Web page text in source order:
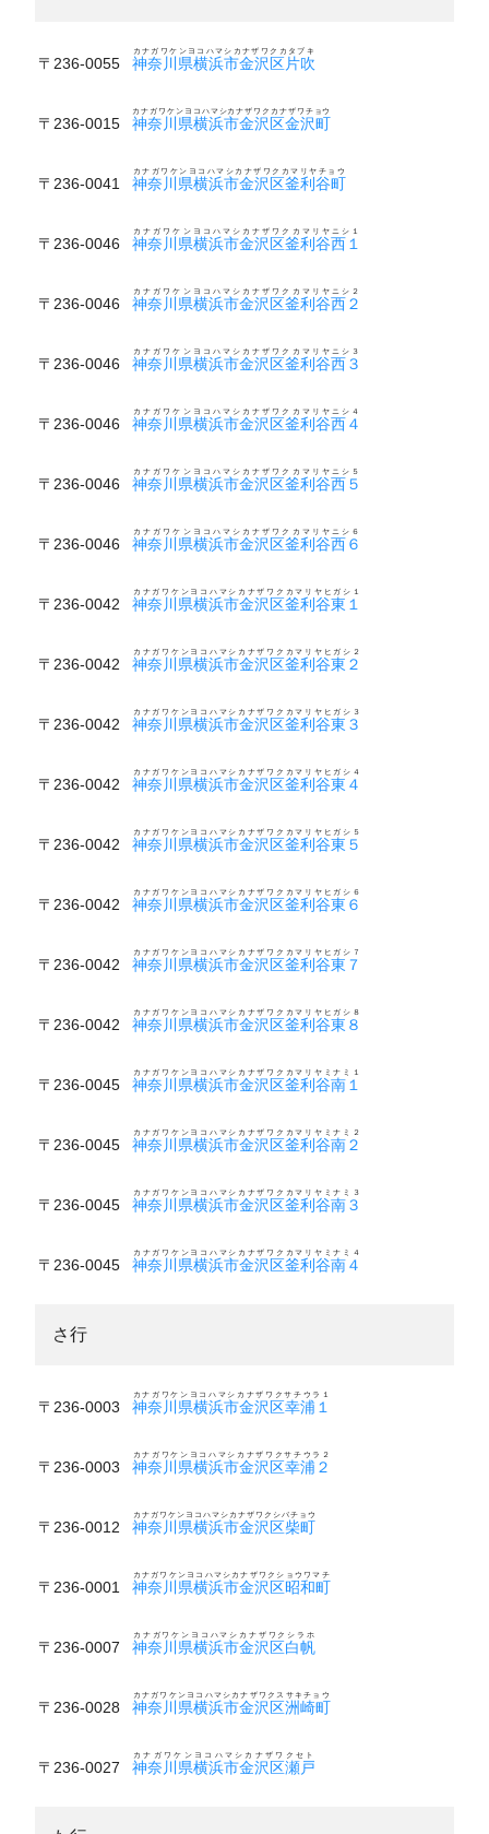
〒236-0055 神奈川県横浜市金沢区片吹
カナガワケンヨコハマシカナザワクカタブキ
〒236-0015 神奈川県横浜市金沢区金沢町
カナガワケンヨコハマシカナザワクカナザワチョウ
〒236-0041 神奈川県横浜市金沢区釜利谷町
カナガワケンヨコハマシカナザワクカマリヤチョウ
〒236-0046 神奈川県横浜市金沢区釜利谷西１
カナガワケンヨコハマシカナザワクカマリヤニシ１
〒236-0046 神奈川県横浜市金沢区釜利谷西２
カナガワケンヨコハマシカナザワクカマリヤニシ２
〒236-0046 神奈川県横浜市金沢区釜利谷西３
カナガワケンヨコハマシカナザワクカマリヤニシ３
〒236-0046 神奈川県横浜市金沢区釜利谷西４
カナガワケンヨコハマシカナザワクカマリヤニシ４
〒236-0046 神奈川県横浜市金沢区釜利谷西５
カナガワケンヨコハマシカナザワクカマリヤニシ５
〒236-0046 神奈川県横浜市金沢区釜利谷西６
カナガワケンヨコハマシカナザワクカマリヤニシ６
〒236-0042 神奈川県横浜市金沢区釜利谷東１
カナガワケンヨコハマシカナザワクカマリヤヒガシ１
〒236-0042 神奈川県横浜市金沢区釜利谷東２
カナガワケンヨコハマシカナザワクカマリヤヒガシ２
〒236-0042 神奈川県横浜市金沢区釜利谷東３
カナガワケンヨコハマシカナザワクカマリヤヒガシ３
〒236-0042 神奈川県横浜市金沢区釜利谷東４
カナガワケンヨコハマシカナザワクカマリヤヒガシ４
〒236-0042 神奈川県横浜市金沢区釜利谷東５
カナガワケンヨコハマシカナザワクカマリヤヒガシ５
〒236-0042 神奈川県横浜市金沢区釜利谷東６
カナガワケンヨコハマシカナザワクカマリヤヒガシ６
〒236-0042 神奈川県横浜市金沢区釜利谷東７
カナガワケンヨコハマシカナザワクカマリヤヒガシ７
〒236-0042 神奈川県横浜市金沢区釜利谷東８
カナガワケンヨコハマシカナザワクカマリヤヒガシ８
〒236-0045 神奈川県横浜市金沢区釜利谷南１
カナガワケンヨコハマシカナザワクカマリヤミナミ１
〒236-0045 神奈川県横浜市金沢区釜利谷南２
カナガワケンヨコハマシカナザワクカマリヤミナミ２
〒236-0045 神奈川県横浜市金沢区釜利谷南３
カナガワケンヨコハマシカナザワクカマリヤミナミ３
〒236-0045 神奈川県横浜市金沢区釜利谷南４
カナガワケンヨコハマシカナザワクカマリヤミナミ４
さ行
〒236-0003 神奈川県横浜市金沢区幸浦１
カナガワケンヨコハマシカナザワクサチウラ１
〒236-0003 神奈川県横浜市金沢区幸浦２
カナガワケンヨコハマシカナザワクサチウラ２
〒236-0012 神奈川県横浜市金沢区柴町
カナガワケンヨコハマシカナザワクシバチョウ
〒236-0001 神奈川県横浜市金沢区昭和町
カナガワケンヨコハマシカナザワクショウワマチ
〒236-0007 神奈川県横浜市金沢区白帆
カナガワケンヨコハマシカナザワクシラホ
〒236-0028 神奈川県横浜市金沢区洲崎町
カナガワケンヨコハマシカナザワクスサキチョウ
〒236-0027 神奈川県横浜市金沢区瀬戸
カナガワケンヨコハマシカナザワクセト